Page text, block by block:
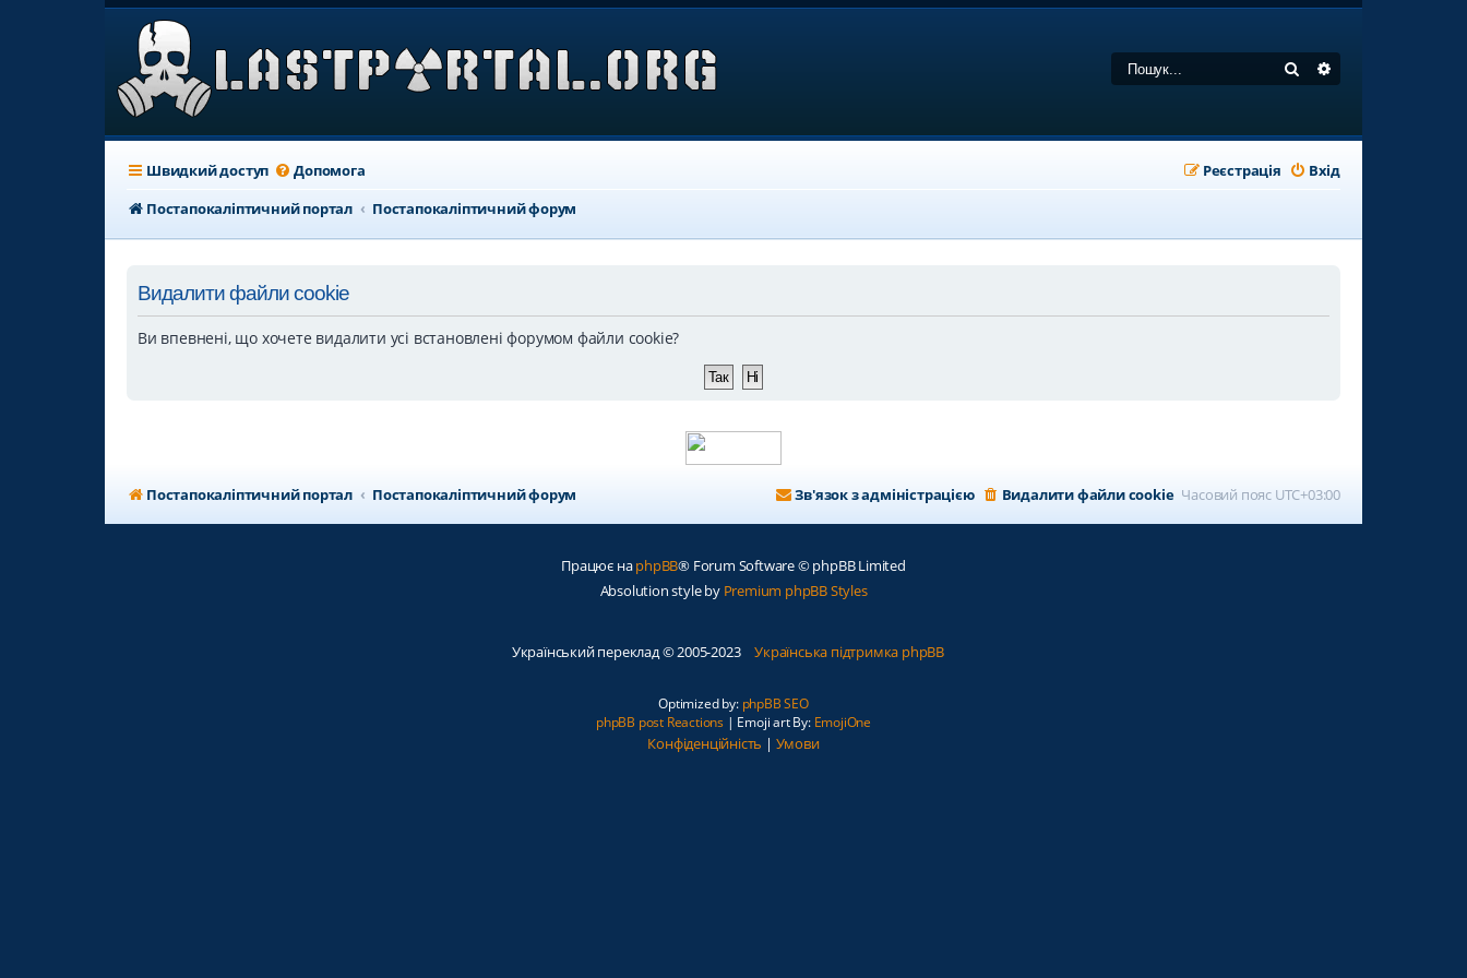
Пошук
Швидкий доступ Допомога Вхід
Реєстрація
Постапокаліптичний портал
Постапокаліптичний форум
Видалити файли cookie
Ви впевнені, що хочете видалити усі встановлені форумом файли cookie?
Постапокаліптичний портал Постапокаліптичний форум Часовий пояс UTC+03:00
Видалити файли cookie
Зв'язок з адміністрацією
Працює наphpBB® Forum Software © phpBB Limited
Absolution style by Premium phpBB Styles
Український переклад © 2005-2023 Українська підтримка phpBB
Optimized by: phpBB SEO
phpBB post Reactions| Emoji art By: EmojiOne
Конфіденційність | Умови